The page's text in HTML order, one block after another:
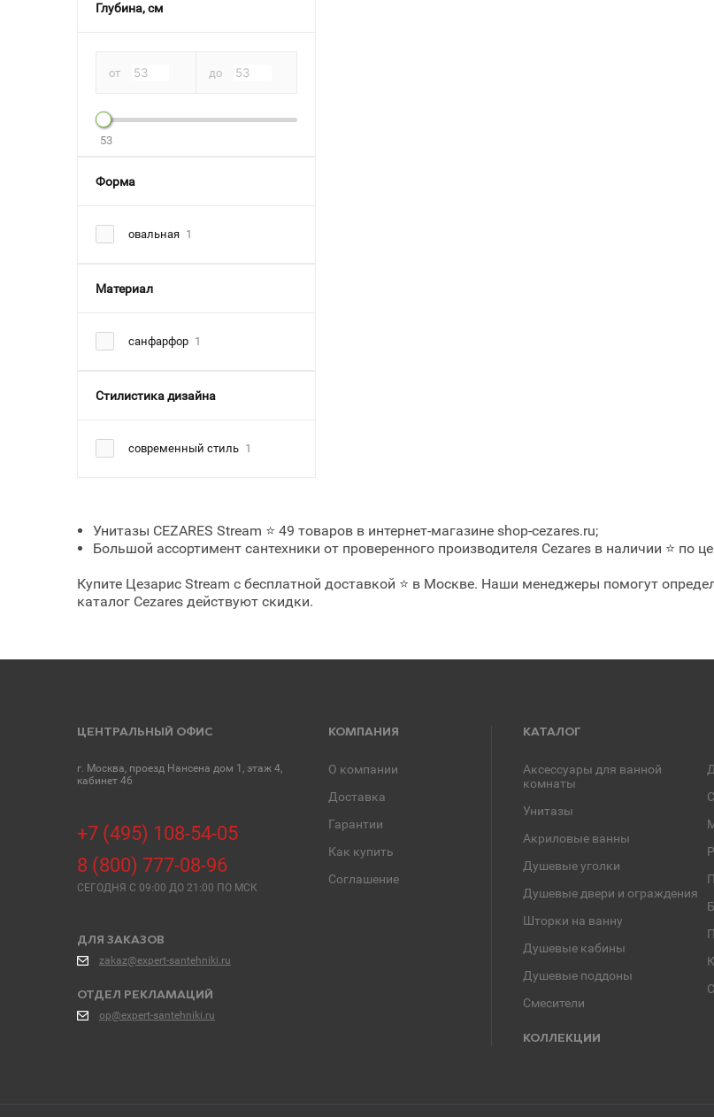
Глубина, см
от до
53
Форма
овальная 1
Материал
санфарфор 1
Стилистика дизайна
современный стиль 1
Унитазы CEZARES Stream ⭐ 49 товаров в интернет-магазине shop-cezares.ru;
Большой ассортимент сантехники от проверенного производителя Cezares в наличии ⭐ по
Купите Цезарис Stream с бесплатной доставкой ⭐ в Москве. Наши менеджеры помогут
каталог Cezares действуют скидки.
ЦЕНТРАЛЬНЫЙ ОФИС
г. Москва, проезд Нансена дом 1, этаж 4,
кабинет 46
+7 (495) 108-54-05
8 (800) 777-08-96
СЕГОДНЯ C 09:00 ДО 21:00 ПО МСК
ДЛЯ ЗАКАЗОВ
zakaz@expert-santehniki.ru
ОТДЕЛ РЕКЛАМАЦИЙ
op@expert-santehniki.ru
КОМПАНИЯ
О компании
Доставка
Гарантии
Как купить
Соглашение
КАТАЛОГ
Аксессуары для ванной
комнаты
Унитазы
Акриловые ванны
Душевые уголки
Душевые двери и ограждения
Шторки на ванну
Душевые кабины
Душевые поддоны
Смесители
КОЛЛЕКЦИИ